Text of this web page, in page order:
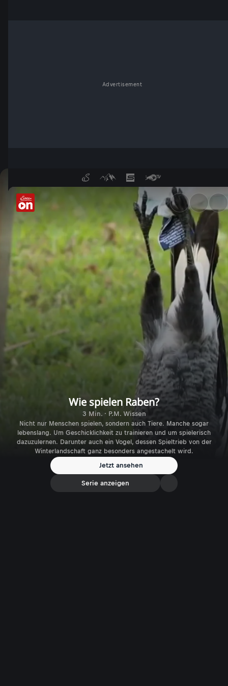
Advertisement
Wie spielen Raben? -
Wie spielen Raben?
3 Min. · P.M. Wissen
Nicht nur Menschen spielen, sondern auch Tiere. Manche sogar
lebenslang. Um Geschicklichkeit zu trainieren und um spielerisch
dazuzulernen. Darunter auch ein Vogel, dessen Spieltrieb von der
Winterlandschaft ganz besonders angestachelt wird.
Jetzt ansehen
Serie anzeigen